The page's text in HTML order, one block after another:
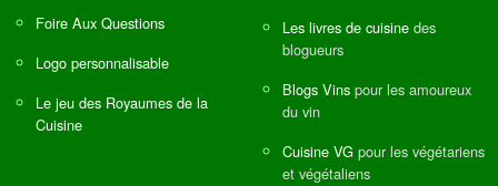
Foire Aux Questions
Logo personnalisable
Le jeu des Royaumes de la
Cuisine
Les livres de cuisine des
blogueurs
Blogs Vins pour les amoureux
du vin
Cuisine VG pour les végétariens
et végétaliens